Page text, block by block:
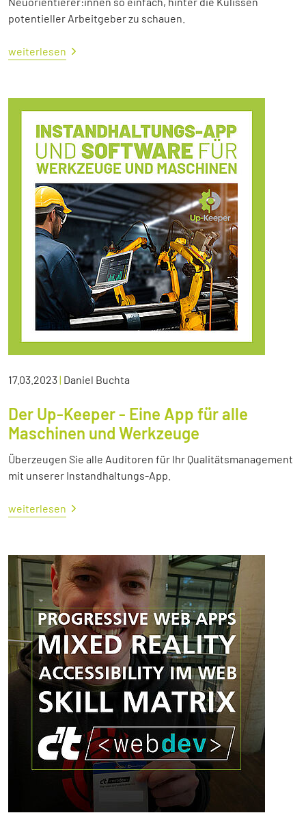
potentieller Arbeitgeber zu schauen.
weiterlesen
17.03.2023| Daniel Buchta
Der Up-Keeper - Eine App für alle
Maschinen und Werkzeuge
Überzeugen Sie alle Auditoren für Ihr Qualitätsmanagement
mit unserer Instandhaltungs-App.
weiterlesen